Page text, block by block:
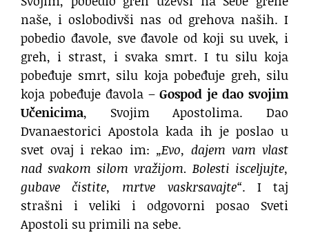
naše, i oslobodivši nas od grehova naših. I
pobedio đavole, sve đavole od koji su uvek, i
greh, i strast, i svaka smrt. I tu silu koja
pobeđuje smrt, silu koja pobeđuje greh, silu
koja pobeđuje đavola –Gospod je dao svojim
Učenicima, Svojim Apostolima. Dao
Dvanaestorici Apostola kada ih je poslao u
svet ovaj i rekao im: „Evo, dajem vam vlast
nad svakom silom vražijom. Bolesti isceljujte,
gubave čistite, mrtve vaskrsavajte“. I taj
strašni i veliki i odgovorni posao Sveti
Apostoli su primili na sebe.